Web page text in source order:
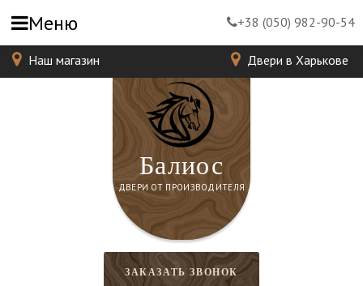
Балиос
ДВЕРИ ОТ ПРОИЗВОДИТЕЛЯ
Наш магазин Двери в Харькове
ЗАКАЗАТЬ ЗВОНОК
Меню +38 (050) 982-90-54